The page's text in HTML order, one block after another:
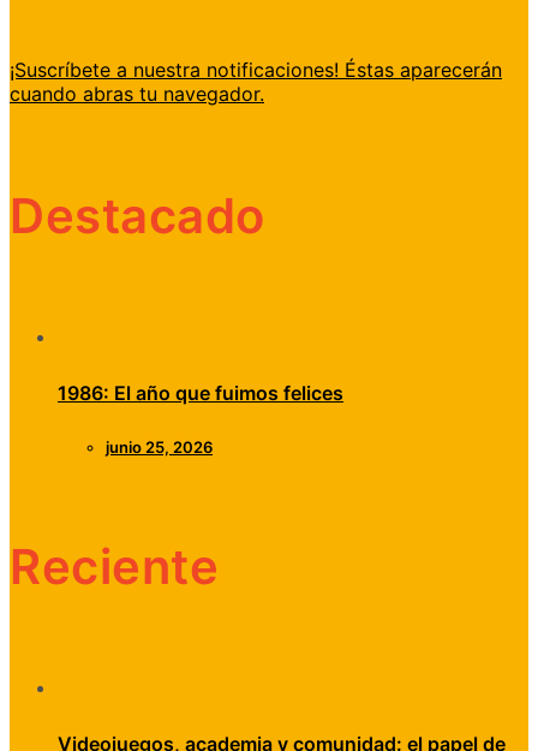
¡Suscríbete a nuestra notificaciones! Éstas aparecerán
cuando abras tu navegador.
Destacado
1986: El año que fuimos felices
junio 25, 2026
Reciente
Videojuegos, academia y comunidad: el papel de